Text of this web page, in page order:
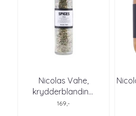
Nicolas Vahe,
krydderblandin...
169,-